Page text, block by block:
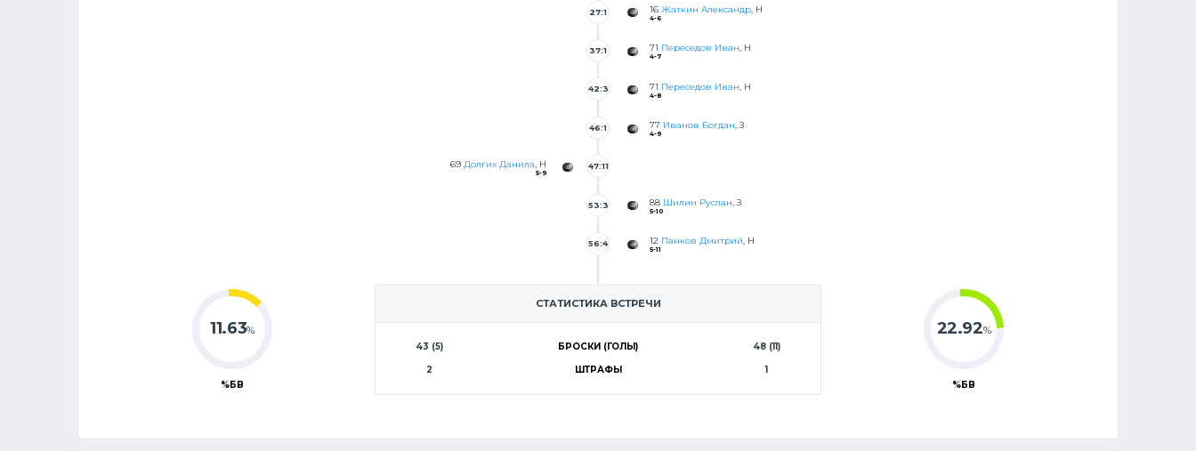
16 Жаткин Александр, Н
4-6
27:1
71 Переседов Иван, Н
4-7
37:1
71 Переседов Иван, Н
4-8
42:3
77 Иванов Богдан, З
4-9
46:1
69 Долгих Данила , Н
5-9
47:11
88 Шилин Руслан, З
5-10
53:3
12 Панков Дмитрий, Н
5-11
56:4
СТАТИСТИКА ВСТРЕЧИ
43 (5) БРОСКИ (ГОЛЫ)
48 (11)
2
ШТРАФЫ 1
11.63%
%БВ
22.92%
%БВ